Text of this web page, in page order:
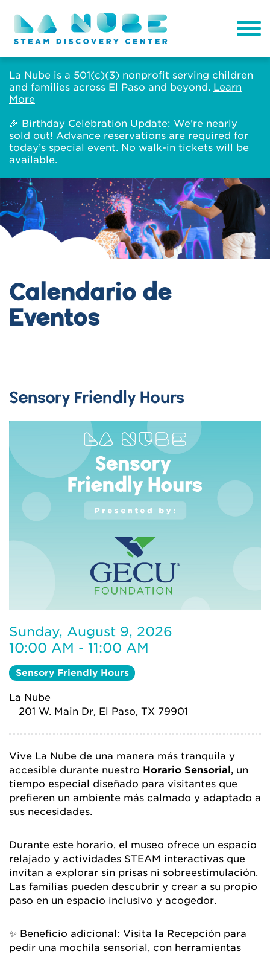
La Nube is a 501(c)(3) nonprofit serving children
and families across El Paso and beyond. Learn
More
🎉 Birthday Celebration Update: We’re nearly
sold out! Advance reservations are required for
today’s special event. No walk-in tickets will be
available.
Calendario de
Eventos
Sensory Friendly Hours
Sunday, August 9, 2026
10:00 AM - 11:00 AM
Sensory Friendly Hours
La Nube
201 W. Main Dr, El Paso, TX 79901
Vive La Nube de una manera más tranquila y
accesible durante nuestro Horario Sensorial, un
tiempo especial diseñado para visitantes que
prefieren un ambiente más calmado y adaptado a
sus necesidades.
Durante este horario, el museo ofrece un espacio
relajado y actividades STEAM interactivas que
invitan a explorar sin prisas ni sobreestimulación.
Las familias pueden descubrir y crear a su propio
paso en un espacio inclusivo y acogedor.
✨ Beneficio adicional: Visita la Recepción para
pedir una mochila sensorial, con herramientas